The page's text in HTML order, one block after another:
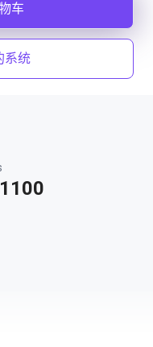
车
系统